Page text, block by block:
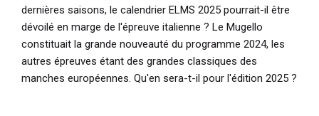
dernières saisons, le calendrier ELMS 2025 pourrait-il être
dévoilé en marge de l'épreuve italienne ? Le Mugello
constituait la grande nouveauté du programme 2024, les
autres épreuves étant des grandes classiques des
manches européennes. Qu'en sera-t-il pour l'édition 2025 ?